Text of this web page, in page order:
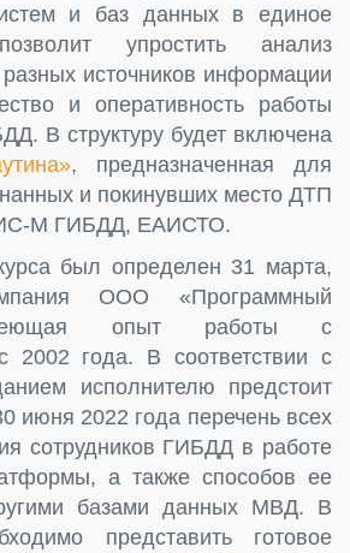
и баз данных в единое
упростить анализ
источников информации
и оперативность работы
В структуру будет включена
, предназначенная для
и покинувших место ДТП
М ГИБДД, ЕАИСТО.
был определен 31 марта,
ООО «Программный
опыт работы с
с 2002 года. В соответствии с
исполнителю предстоит
июня 2022 года перечень всех
сотрудников ГИБДД в работе
а также способов ее
базами данных МВД. В
представить готовое